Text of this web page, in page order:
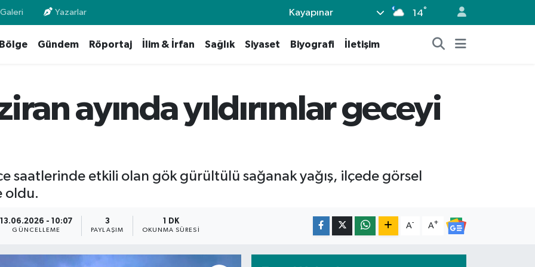
Yazarlar Kayapınar 14°
Bölge Gündem Röportaj İlim & İrfan Sağlık Siyaset Biyografi İletişim
ayında yıldırımlar geceyi
saatlerinde etkili olan gök gürültülü sağanak yağış, ilçede görsel
oldu.
13.06.2026 - 10:07
GÜNCELLEME
3
PAYLAŞIM
1 DK
OKUNMA SÜRESI
A- A+